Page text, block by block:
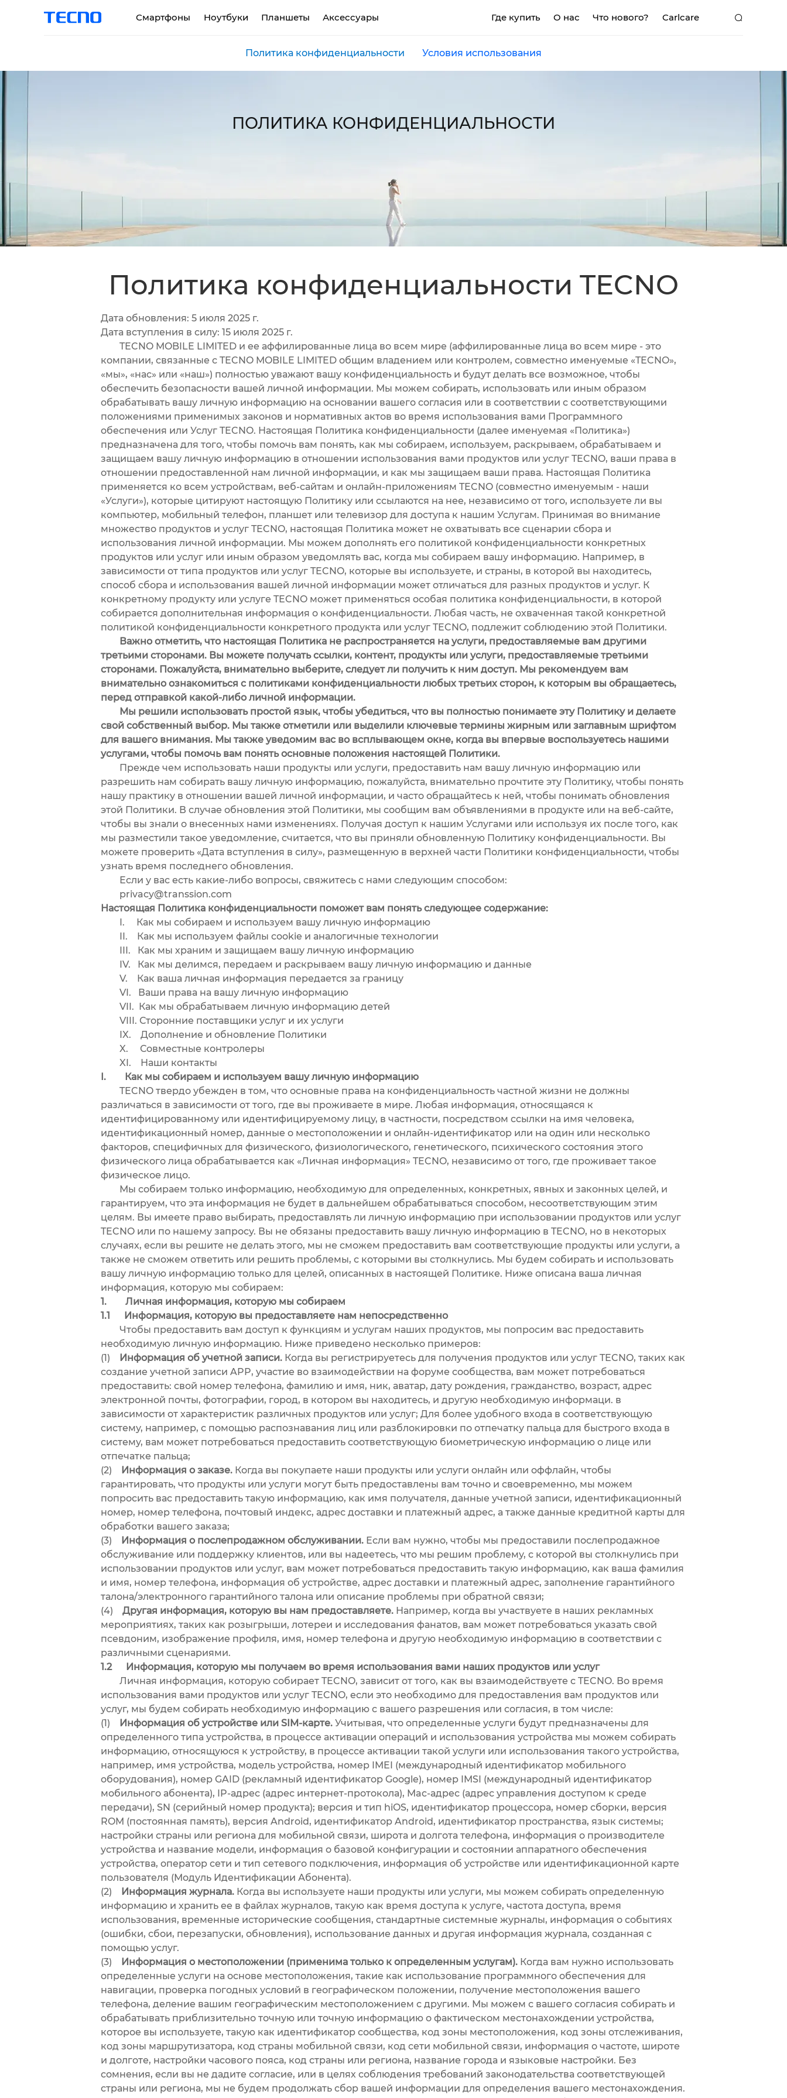
Смартфоны
PHANTOM CAMON POVA SPARK POP
Все модели Сравнить модели
Hоутбуки
MEGA MINI
Планшеты Аксессуары Где купить О нас Что нового? Carlcare
Политика конфиденциальности Условия использования
ПОЛИТИКА КОНФИДЕНЦИАЛЬНОСТИ
Политика конфиденциальности TECNO
Дата обновления: 5 июля 2025 г.
Дата вступления в силу: 15 июля 2025 г.
TECNO MOBILE LIMITED и ее аффилированные лица во всем мире (аффилированные лица во всем мире - это
компании, связанные с TECNO MOBILE LIMITED общим владением или контролем, совместно именуемые «TECNO»,
«мы», «нас» или «наш») полностью уважают вашу конфиденциальность и будут делать все возможное, чтобы
обеспечить безопасности вашей личной информации. Мы можем собирать, использовать или иным образом
обрабатывать вашу личную информацию на основании вашего согласия или в соответствии с соответствующими
положениями применимых законов и нормативных актов во время использования вами Программного
обеспечения или Услуг TECNO. Настоящая Политика конфиденциальности (далее именуемая «Политика»)
предназначена для того, чтобы помочь вам понять, как мы собираем, используем, раскрываем, обрабатываем и
защищаем вашу личную информацию в отношении использования вами продуктов или услуг TECNO, ваши права в
отношении предоставленной нам личной информации, и как мы защищаем ваши права. Настоящая Политика
применяется ко всем устройствам, веб-сайтам и онлайн-приложениям TECNO (совместно именуемым - наши
«Услуги»), которые цитируют настоящую Политику или ссылаются на нее, независимо от того, используете ли вы
компьютер, мобильный телефон, планшет или телевизор для доступа к нашим Услугам. Принимая во внимание
множество продуктов и услуг TECNO, настоящая Политика может не охватывать все сценарии сбора и
использования личной информации. Мы можем дополнять его политикой конфиденциальности конкретных
продуктов или услуг или иным образом уведомлять вас, когда мы собираем вашу информацию. Например, в
зависимости от типа продуктов или услуг TECNO, которые вы используете, и страны, в которой вы находитесь,
способ сбора и использования вашей личной информации может отличаться для разных продуктов и услуг. К
конкретному продукту или услуге TECNO может применяться особая политика конфиденциальности, в которой
собирается дополнительная информация о конфиденциальности. Любая часть, не охваченная такой конкретной
политикой конфиденциальности конкретного продукта или услуг TECNO, подлежит соблюдению этой Политики.
Важно отметить, что настоящая Политика не распространяется на услуги, предоставляемые вам другими
третьими сторонами. Вы можете получать ссылки, контент, продукты или услуги, предоставляемые третьими
сторонами. Пожалуйста, внимательно выберите, следует ли получить к ним доступ. Мы рекомендуем вам
внимательно ознакомиться с политиками конфиденциальности любых третьих сторон, к которым вы обращаетесь,
перед отправкой какой-либо личной информации.
Мы решили использовать простой язык, чтобы убедиться, что вы полностью понимаете эту Политику и делаете
свой собственный выбор. Мы также отметили или выделили ключевые термины жирным или заглавным шрифтом
для вашего внимания. Мы также уведомим вас во всплывающем окне, когда вы впервые воспользуетесь нашими
услугами, чтобы помочь вам понять основные положения настоящей Политики.
Прежде чем использовать наши продукты или услуги, предоставить нам вашу личную информацию или
разрешить нам собирать вашу личную информацию, пожалуйста, внимательно прочтите эту Политику, чтобы понять
нашу практику в отношении вашей личной информации, и часто обращайтесь к ней, чтобы понимать обновления
этой Политики. В случае обновления этой Политики, мы сообщим вам объявлениями в продукте или на веб-сайте,
чтобы вы знали о внесенных нами изменениях. Получая доступ к нашим Услугами или используя их после того, как
мы разместили такое уведомление, считается, что вы приняли обновленную Политику конфиденциальности. Вы
можете проверить «Дата вступления в силу», размещенную в верхней части Политики конфиденциальности, чтобы
узнать время последнего обновления.
Если у вас есть какие-либо вопросы, свяжитесь с нами следующим способом:
privacy@transsion.com
Настоящая Политика конфиденциальности поможет вам понять следующее содержание:
I. Как мы собираем и используем вашу личную информацию
II. Как мы используем файлы cookie и аналогичные технологии
III. Как мы храним и защищаем вашу личную информацию
IV. Как мы делимся, передаем и раскрываем вашу личную информацию и данные
V. Как ваша личная информация передается за границу
VI. Ваши права на вашу личную информацию
VII. Как мы обрабатываем личную информацию детей
VIII. Сторонние поставщики услуг и их услуги
IX. Дополнение и обновление Политики
X. Совместные контролеры
XI. Наши контакты
I. Как мы собираем и используем вашу личную информацию
TECNO твердо убежден в том, что основные права на конфиденциальность частной жизни не должны
различаться в зависимости от того, где вы проживаете в мире. Любая информация, относящаяся к
идентифицированному или идентифицируемому лицу, в частности, посредством ссылки на имя человека,
идентификационный номер, данные о местоположении и онлайн-идентификатор или на один или несколько
факторов, специфичных для физического, физиологического, генетического, психического состояния этого
физического лица обрабатывается как «Личная информация» TECNO, независимо от того, где проживает такое
физическое лицо.
Мы собираем только информацию, необходимую для определенных, конкретных, явных и законных целей, и
гарантируем, что эта информация не будет в дальнейшем обрабатываться способом, несоответствующим этим
целям. Вы имеете право выбирать, предоставлять ли личную информацию при использовании продуктов или услуг
TECNO или по нашему запросу. Вы не обязаны предоставить вашу личную информацию в TECNO, но в некоторых
случаях, если вы решите не делать этого, мы не сможем предоставить вам соответствующие продукты или услуги, а
также не сможем ответить или решить проблемы, с которыми вы столкнулись. Мы будем собирать и использовать
вашу личную информацию только для целей, описанных в настоящей Политике. Ниже описана ваша личная
информация, которую мы собираем:
1. Личная информация, которую мы собираем
1.1 Информация, которую вы предоставляете нам непосредственно
Чтобы предоставить вам доступ к функциям и услугам наших продуктов, мы попросим вас предоставить
необходимую личную информацию. Ниже приведено несколько примеров:
(1) Информация об учетной записи. Когда вы регистрируетесь для получения продуктов или услуг TECNO, таких как
создание учетной записи APP, участие во взаимодействии на форуме сообщества, вам может потребоваться
предоставить: свой номер телефона, фамилию и имя, ник, аватар, дату рождения, гражданство, возраст, адрес
электронной почты, фотографии, город, в котором вы находитесь, и другую необходимую информаци. в
зависимости от характеристик различных продуктов или услуг; Для более удобного входа в соответствующую
систему, например, с помощью распознавания лиц или разблокировки по отпечатку пальца для быстрого входа в
систему, вам может потребоваться предоставить соответствующую биометрическую информацию о лице или
отпечатке пальца;
(2) Информация о заказе. Когда вы покупаете наши продукты или услуги онлайн или оффлайн, чтобы
гарантировать, что продукты или услуги могут быть предоставлены вам точно и своевременно, мы можем
попросить вас предоставить такую информацию, как имя получателя, данные учетной записи, идентификационный
номер, номер телефона, почтовый индекс, адрес доставки и платежный адрес, а также данные кредитной карты для
обработки вашего заказа;
(3) Информация о послепродажном обслуживании. Если вам нужно, чтобы мы предоставили послепродажное
обслуживание или поддержку клиентов, или вы надеетесь, что мы решим проблему, с которой вы столкнулись при
использовании продуктов или услуг, вам может потребоваться предоставить такую информацию, как ваша фамилия
и имя, номер телефона, информация об устройстве, адрес доставки и платежный адрес, заполнение гарантийного
талона/электронного гарантийного талона или описание проблемы при обратной связи;
(4) Другая информация, которую вы нам предоставляете. Например, когда вы участвуете в наших рекламных
мероприятиях, таких как розыгрыши, лотереи и исследования фанатов, вам может потребоваться указать свой
псевдоним, изображение профиля, имя, номер телефона и другую необходимую информацию в соответствии с
различными сценариями.
1.2 Информация, которую мы получаем во время использования вами наших продуктов или услуг
Личная информация, которую собирает TECNO, зависит от того, как вы взаимодействуете с TECNO. Во время
использования вами продуктов или услуг TECNO, если это необходимо для предоставления вам продуктов или
услуг, мы будем собирать необходимую информацию с вашего разрешения или согласия, в том числе:
(1) Информация об устройстве или SIM-карте. Учитывая, что определенные услуги будут предназначены для
определенного типа устройства, в процессе активации операций и использования устройства мы можем собирать
информацию, относящуюся к устройству, в процессе активации такой услуги или использования такого устройства,
например, имя устройства, модель устройства, номер IMEI (международный идентификатор мобильного
оборудования), номер GAID (рекламный идентификатор Google), номер IMSI (международный идентификатор
мобильного абонента), IP-адрес (адрес интернет-протокола), Mac-адрес (адрес управления доступом к среде
передачи), SN (серийный номер продукта); версия и тип hiOS, идентификатор процессора, номер сборки, версия
ROM (постоянная память), версия Android, идентификатор Android, идентификатор пространства, язык системы;
настройки страны или региона для мобильной связи, широта и долгота телефона, информация о производителе
устройства и название модели, информация о базовой конфигурации и состоянии аппаратного обеспечения
устройства, оператор сети и тип сетевого подключения, информация об устройстве или идентификационной карте
пользователя (Модуль Идентификации Абонента).
(2) Информация журнала. Когда вы используете наши продукты или услуги, мы можем собирать определенную
информацию и хранить ее в файлах журналов, такую как время доступа к услуге, частота доступа, время
использования, временные исторические сообщения, стандартные системные журналы, информация о событиях
(ошибки, сбои, перезапуски, обновления), использование данных и другая информация журнала, созданная с
помощью услуг.
(3) Информация о местоположении (применима только к определенным услугам). Когда вам нужно использовать
определенные услуги на основе местоположения, такие как использование программного обеспечения для
навигации, проверка погодных условий в географическом положении, получение местоположения вашего
телефона, деление вашим географическим местоположением с другими. Мы можем с вашего согласия собирать и
обрабатывать приблизительно точную или точную информацию о фактическом местонахождении устройства,
которое вы используете, такую как идентификатор сообщества, код зоны местоположения, код зоны отслеживания,
код зоны маршрутизатора, код страны мобильной связи, код сети мобильной связи, информация о частоте, широте
и долготе, настройки часового пояса, код страны или региона, название города и языковые настройки. Без
сомнения, если вы не дадите согласие, или в целях соблюдения требований законодательства соответствующей
страны или региона, мы не будем продолжать сбор вашей информации для определения вашего местонахождения.